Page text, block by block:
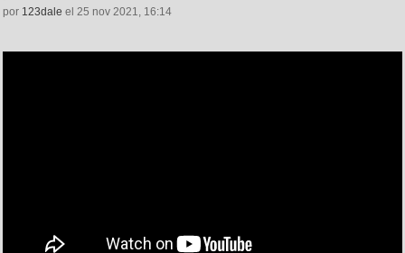
por 123dale el 25 nov 2021, 16:14